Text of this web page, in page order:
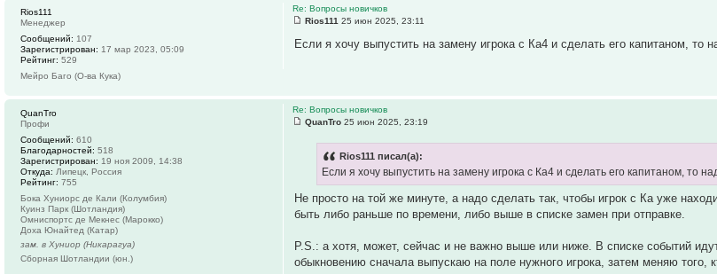
Re: Вопросы новичков
Rios111 25 июн 2025, 23:11
Если я хочу выпустить на замену игрока с Ка4 и сделать его капитаном,
Rios111
Менеджер
Сообщений: 107
Зарегистрирован: 17 мар 2023, 05:09
Рейтинг: 529
Мейро Баго (О-ва Кука)
Re: Вопросы новичков
QuanTro 25 июн 2025, 23:19
Rios111 писал(а):
Если я хочу выпустить на замену игрока с Ка4 и сделать его капитаном, то
Не просто на той же минуте, а надо сделать так, чтобы игрок с Ка уже
быть либо раньше по времени, либо выше в списке замен при отправке.
P.S.: а хотя, может, сейчас и не важно выше или ниже. В списке событий
обыкновению сначала выпускаю на поле нужного игрока, затем меняю того,
QuanTro
Профи
Сообщений: 610
Благодарностей: 518
Зарегистрирован: 19 ноя 2009, 14:38
Откуда: Липецк, Россия
Рейтинг: 755
Бока Хуниорс де Кали (Колумбия)
Куинз Парк (Шотландия)
Омниспортc де Мекнес (Марокко)
Доха Юнайтед (Катар)
зам. в Хуниор (Никарагуа)
Сборная Шотландии (юн.)